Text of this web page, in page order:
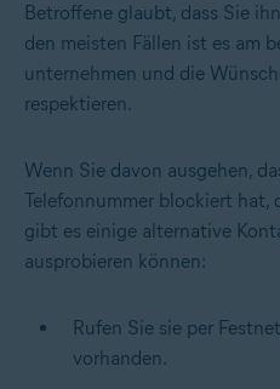
Betroffene glaubt, dass Sie
den meisten Fällen ist es am
unternehmen und die
respektieren.
Wenn Sie davon ausgehen,
Telefonnummer blockiert hat,
gibt es einige alternative
ausprobieren können:
Rufen Sie sie per
vorhanden.